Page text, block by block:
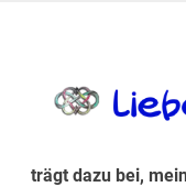
Suche
trägt dazu bei,